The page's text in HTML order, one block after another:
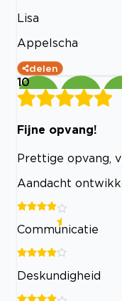
Lisa
Appelscha
delen
10
Fijne opvang!
Prettige opvang,
Aandacht
Communicatie
Deskundigheid